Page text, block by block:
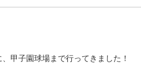
甲子園球場まで行ってきました！